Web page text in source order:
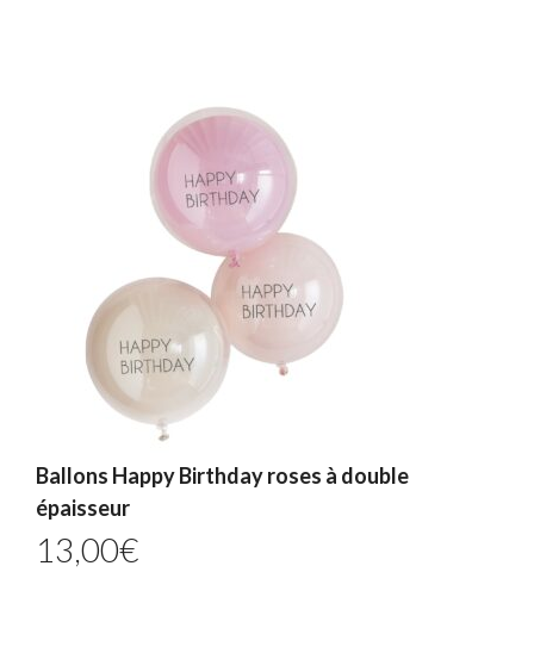
Ballons Happy Birthday roses à double
épaisseur
13,00€